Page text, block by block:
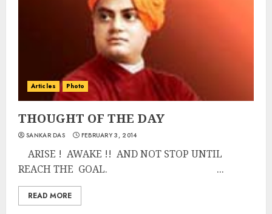
Articles Photo
THOUGHT OF THE DAY
SANKAR DAS FEBRUARY 3, 2014
ARISE ! AWAKE !! AND NOT STOP UNTIL
REACH THE GOAL. ...
READ MORE